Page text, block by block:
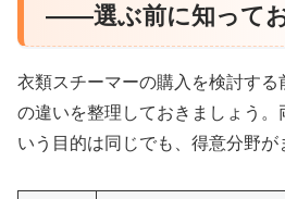
——選ぶ前に知って
衣類スチーマーの購入を検討する
の違いを整理しておきましょう。
いう目的は同じでも、得意分野が